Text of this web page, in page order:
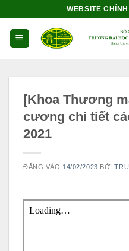
dung
WEBSITE
[Khoa Thương
cương chi tiết
2021
ĐĂNG VÀO 14/02/2023 BỞI